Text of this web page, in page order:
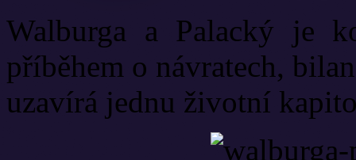
Walburga a Palacký je
příběhem o návratech,
uzavírá jednu životní